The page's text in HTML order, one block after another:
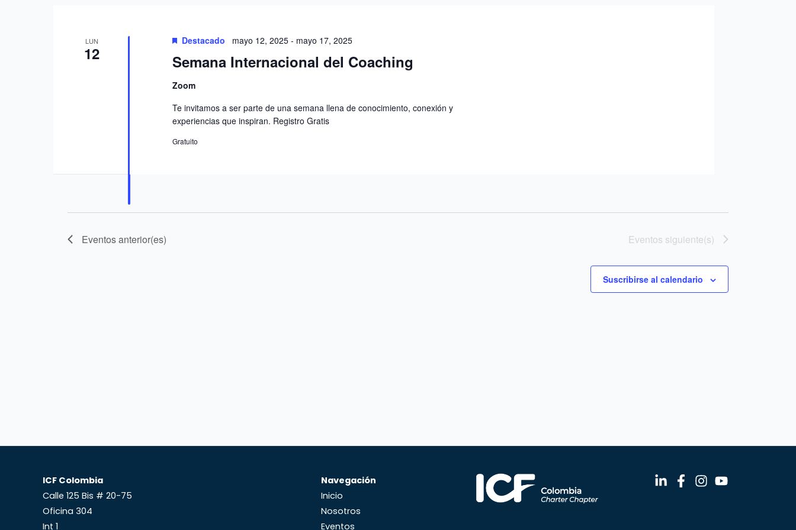
LUN
12 Semana Internacional del Coaching
Destacado mayo 12, 2025 - mayo 17, 2025
Zoom
Te invitamos a ser parte de una semana llena de conocimiento, conexión y
experiencias que inspiran. Registro Gratis
Gratuito
Eventosanterior(es) Eventos siguiente(s)
Suscribirse al calendario
ICF Colombia
Calle 125 Bis # 20-75
Oficina 304
Int 1
Navegación
Inicio
Nosotros
Eventos